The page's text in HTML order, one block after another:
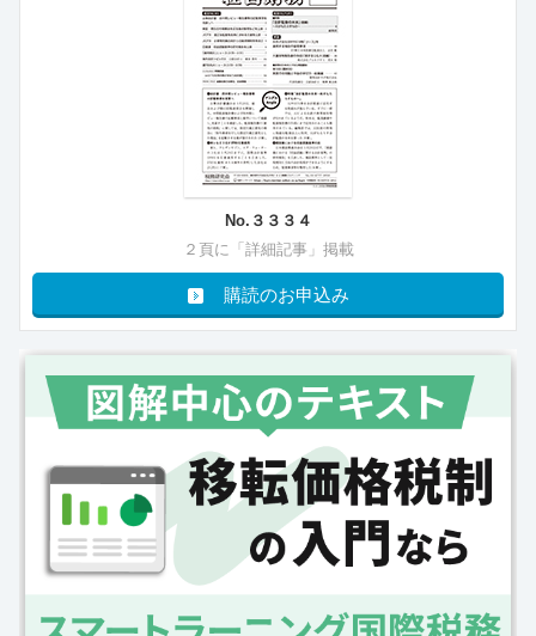
No.３３３４
２頁に「詳細記事」掲載
購読のお申込み